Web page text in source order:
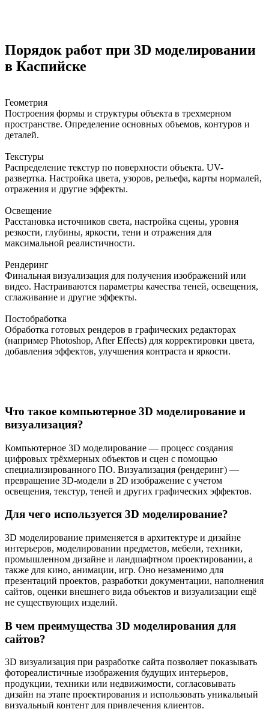
Порядок работ при 3D моделировании
в Каспийске
Геометрия
Построения формы и структуры объекта в трехмерном
пространстве. Определение основных объемов, контуров и
деталей.
Текстуры
Распределение текстур по поверхности объекта. UV-
развертка. Настройка цвета, узоров, рельефа, карты нормалей,
отражения и другие эффекты.
Освещение
Расстановка источников света, настройка сцены, уровня
резкости, глубины, яркости, тени и отражения для
максимальной реалистичности.
Рендеринг
Финальная визуализация для получения изображений или
видео. Настраиваются параметры качества теней, освещения,
сглаживание и другие эффекты.
Постобработка
Обработка готовых рендеров в графических редакторах
(например Photoshop, After Effects) для корректировки цвета,
добавления эффектов, улучшения контраста и яркости.
Что такое компьютерное 3D моделирование и
визуализация?
Компьютерное 3D моделирование — процесс создания
цифровых трёхмерных объектов и сцен с помощью
специализированного ПО. Визуализация (рендеринг) —
превращение 3D-модели в 2D изображение с учетом
освещения, текстур, теней и других графических эффектов.
Для чего используется 3D моделирование?
3D моделирование применяется в архитектуре и дизайне
интерьеров, моделировании предметов, мебели, техники,
промышленном дизайне и ландшафтном проектировании, а
также для кино, анимации, игр. Оно незаменимо для
презентаций проектов, разработки документации, наполнения
сайтов, оценки внешнего вида объектов и визуализации ещё
не существующих изделий.
В чем преимущества 3D моделирования для
сайтов?
3D визуализация при разработке сайта позволяет показывать
фотореалистичные изображения будущих интерьеров,
продукции, техники или недвижимости, согласовывать
дизайн на этапе проектирования и использовать уникальный
визуальный контент для привлечения клиентов.